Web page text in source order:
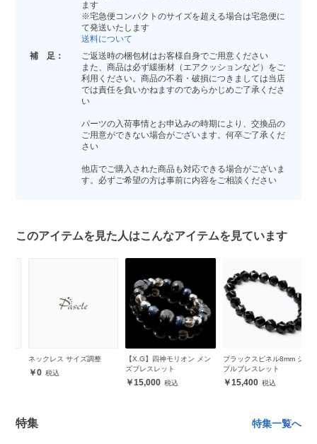
ます
※宅急便コンパクトのサイズを超える場合は宅急便に
て発送いたします
送料について
補 足：
ご返送時の梱包材はお客様自身でご用意ください
また、商品は必ず緩衝材（エアクッションなど）をご
利用ください。商品の不着・破損につきましては当店
では責任を負いかねますのであらかじめご了承くださ
い
パーツの入荷事情とお申込みの時期により、交換品の
ご用意ができない場合がございます。何卒ご了承くだ
さい
他店でご購入された商品も対応できる場合がございま
す。必ずご希望の方は事前に内容をご相談ください
このアイテムを見た人はこんなアイテムを見ています
ネックレス サイズ調整
【X.G】四神モリオン メン
ズブレスレット
15,000
ブラックスピネル8mm シン
プルブレスレット
15,400
特集 特集一覧へ